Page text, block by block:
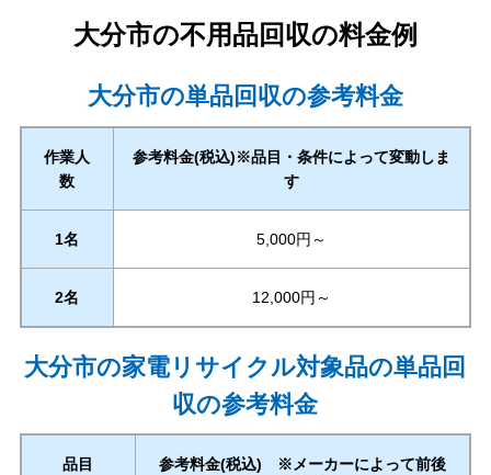
大分市の不用品回収の料金例
大分市の単品回収の参考料金
作業人
数
参考料金(税込)※品目・条件によって変動しま
す
1名 5,000円～
2名 12,000円～
大分市の家電リサイクル対象品の単品回
収の参考料金
品目
参考料金(税込) ※メーカーによって前後